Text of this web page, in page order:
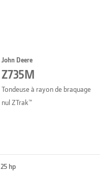
John Deere
Z735M
Tondeuse à rayon de braquage
nul ZTrak™
25 hp